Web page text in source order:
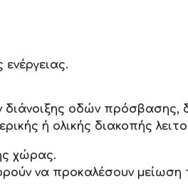
διάνοιξης οδών
ή ολικής διακοπής
χώρας.
να προκαλέσουν